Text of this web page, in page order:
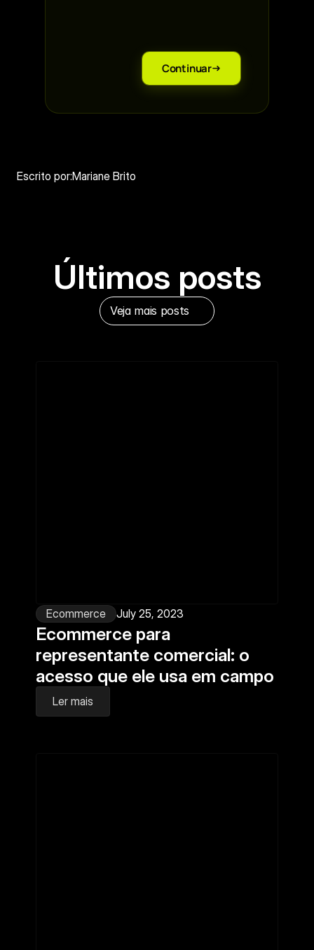
Continuar
Escrito por:Mariane Brito
Últimos posts
Veja mais posts
Ecommerce July 25, 2023
Ecommerce para
representante comercial: o
acesso que ele usa em campo
Ler mais